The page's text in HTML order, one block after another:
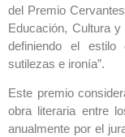
del Premio
Educación, Cultura
definiendo el
sutilezas e ironía”.
Este premio
obra literaria entre
anualmente por el